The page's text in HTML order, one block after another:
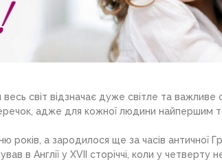
світ відзначає дуже світле та важливе
адже для кожної людини найпершим
років, а зародилося ще за часів античної
в Англії у XVII сторіччі, коли у